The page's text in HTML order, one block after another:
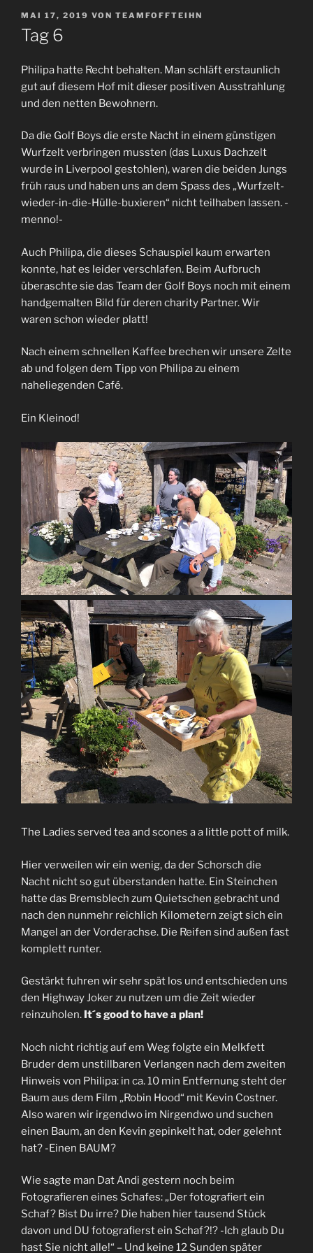
VERÖFFENTLICHT
AM
MAI 17, 2019 VON TEAMFOFFTEIHN
Tag 6
Philipa hatte Recht behalten. Man schläft erstaunlich
gut auf diesem Hof mit dieser positiven Ausstrahlung
und den netten Bewohnern.
Da die Golf Boys die erste Nacht in einem günstigen
Wurfzelt verbringen mussten (das Luxus Dachzelt
wurde in Liverpool gestohlen), waren die beiden Jungs
früh raus und haben uns an dem Spass des „Wurfzelt-
wieder-in-die-Hülle-buxieren“ nicht teilhaben lassen. -
menno!-
Auch Philipa, die dieses Schauspiel kaum erwarten
konnte, hat es leider verschlafen. Beim Aufbruch
überaschte sie das Team der Golf Boys noch mit einem
handgemalten Bild für deren charity Partner. Wir
waren schon wieder platt!
Nach einem schnellen Kaffee brechen wir unsere Zelte
ab und folgen dem Tipp von Philipa zu einem
naheliegenden Café.
Ein Kleinod!
The Ladies served tea and scones a a little pott of milk.
Hier verweilen wir ein wenig, da der Schorsch die
Nacht nicht so gut überstanden hatte. Ein Steinchen
hatte das Bremsblech zum Quietschen gebracht und
nach den nunmehr reichlich Kilometern zeigt sich ein
Mangel an der Vorderachse. Die Reifen sind außen fast
komplett runter.
Gestärkt fuhren wir sehr spät los und entschieden uns
den Highway Joker zu nutzen um die Zeit wieder
reinzuholen. It´s good to have a plan!
Noch nicht richtig auf em Weg folgte ein Melkfett
Bruder dem unstillbaren Verlangen nach dem zweiten
Hinweis von Philipa: in ca. 10 min Entfernung steht der
Baum aus dem Film „Robin Hood“ mit Kevin Costner.
Also waren wir irgendwo im Nirgendwo und suchen
einen Baum, an den Kevin gepinkelt hat, oder gelehnt
hat? -Einen BAUM?
Wie sagte man Dat Andi gestern noch beim
Fotografieren eines Schafes: „Der fotografiert ein
Schaf? Bist Du irre? Die haben hier tausend Stück
davon und DU fotografierst ein Schaf?!? -Ich glaub Du
hast Sie nicht alle!“ – Und keine 12 Sunden später